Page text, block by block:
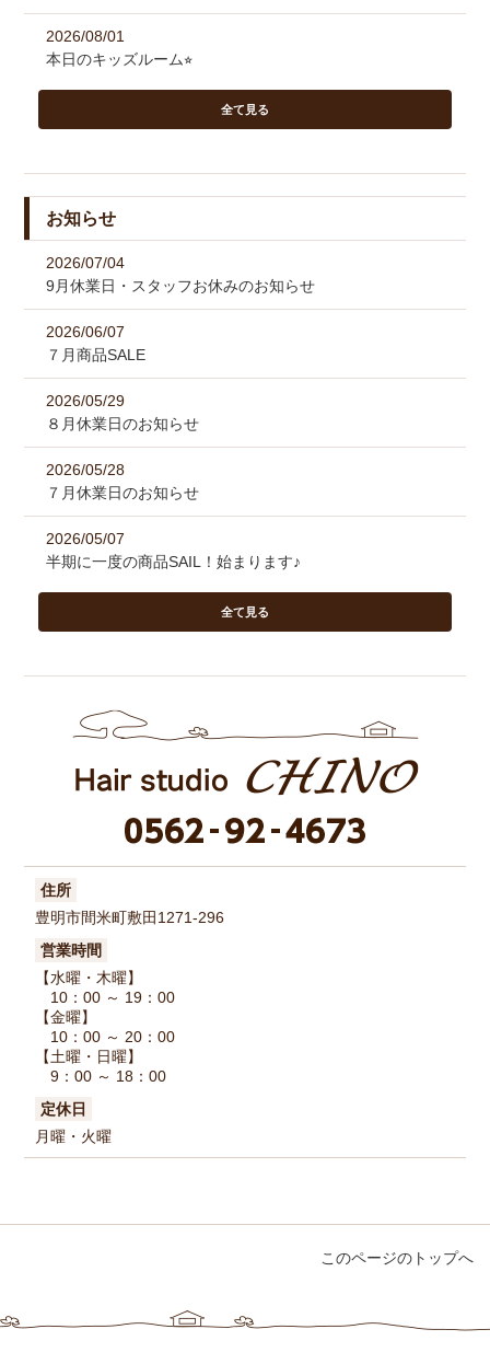
2026/08/01
本日のキッズルーム⭐︎
全て見る
お知らせ
2026/07/04
9月休業日・スタッフお休みのお知らせ
2026/06/07
７月商品SALE
2026/05/29
８月休業日のお知らせ
2026/05/28
７月休業日のお知らせ
2026/05/07
半期に一度の商品SAIL！始まります♪
全て見る
住所
豊明市間米町敷田1271-296
営業時間
【水曜・木曜】
10：00 ～ 19：00
【金曜】
10：00 ～ 20：00
【土曜・日曜】
9：00 ～ 18：00
定休日
月曜・火曜
このページのトップへ